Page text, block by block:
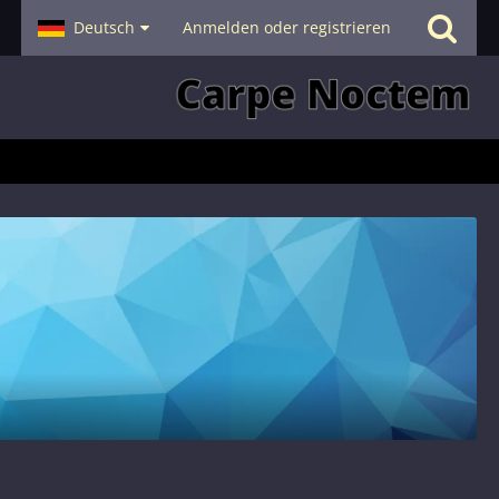
Hilfe
Deutsch Anmelden oder registrieren